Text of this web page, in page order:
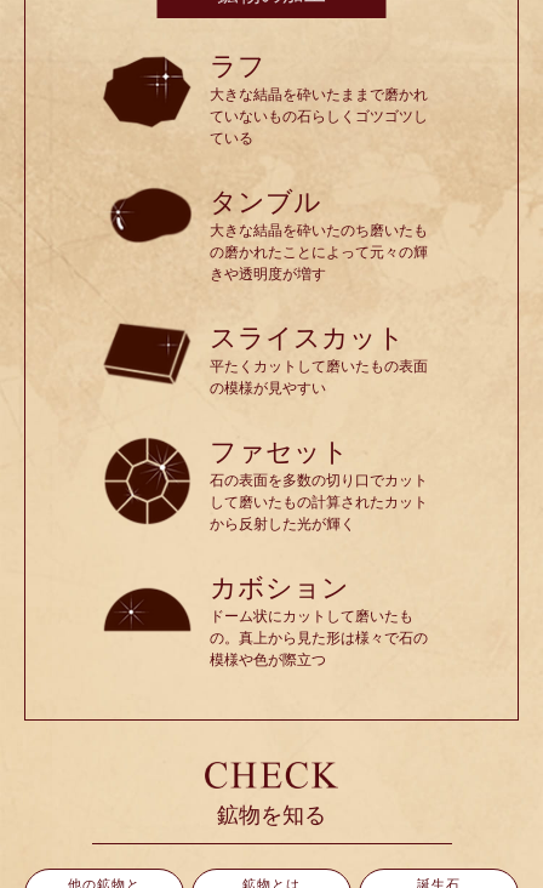
ラフ
大きな結晶を砕いたままで磨かれ
ていないもの石らしくゴツゴツし
ている
タンブル
大きな結晶を砕いたのち磨いたも
の磨かれたことによって元々の輝
きや透明度が増す
スライスカット
平たくカットして磨いたもの表面
の模様が見やすい
ファセット
石の表面を多数の切り口でカット
して磨いたもの計算されたカット
から反射した光が輝く
カボション
ドーム状にカットして磨いたも
の。真上から見た形は様々で石の
模様や色が際立つ
鉱物を知る
他の鉱物と 鉱物とは 誕生石